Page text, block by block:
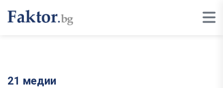
21 медии